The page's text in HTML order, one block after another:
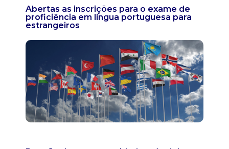
Abertas as inscrições para o exame de
proficiência em língua portuguesa para
estrangeiros